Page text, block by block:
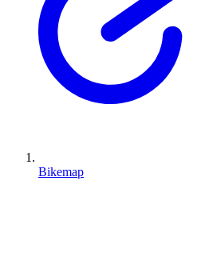
Bikemap